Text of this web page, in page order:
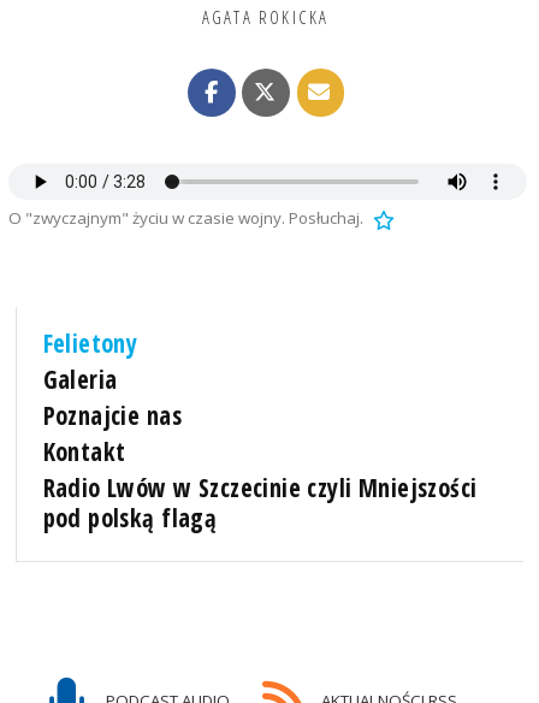
AGATA ROKICKA
O "zwyczajnym" życiu w czasie wojny. Posłuchaj.
Felietony
Galeria
Poznajcie nas
Kontakt
Radio Lwów w Szczecinie czyli Mniejszości
pod polską flagą